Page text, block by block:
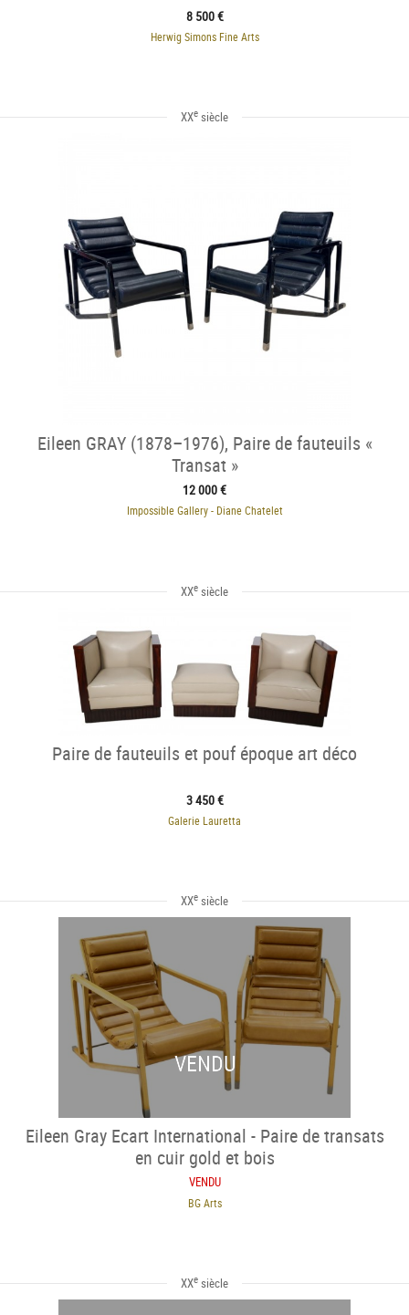
8 500 €
Herwig Simons Fine Arts
XXe siècle
Eileen GRAY (1878–1976), Paire de fauteuils «
Transat »
12 000 €
Impossible Gallery - Diane Chatelet
XXe siècle
Paire de fauteuils et pouf époque art déco
3 450 €
Galerie Lauretta
XXe siècle
VENDU
Eileen Gray Ecart International - Paire de transats
en cuir gold et bois
VENDU
BG Arts
XXe siècle